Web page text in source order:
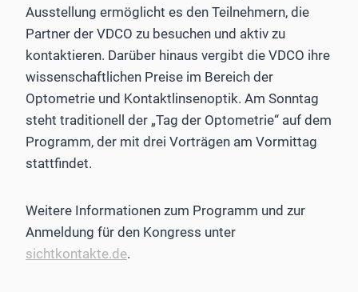
Ausstellung ermöglicht es den Teilnehmern, die
Partner der VDCO zu besuchen und aktiv zu
kontaktieren. Darüber hinaus vergibt die VDCO ihre
wissenschaftlichen Preise im Bereich der
Optometrie und Kontaktlinsenoptik. Am Sonntag
steht traditionell der „Tag der Optometrie“ auf dem
Programm, der mit drei Vorträgen am Vormittag
stattfindet.
Weitere Informationen zum Programm und zur
Anmeldung für den Kongress unter
sichtkontakte.de.